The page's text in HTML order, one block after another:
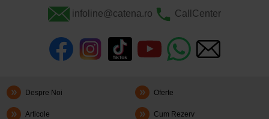
infoline@catena.ro CallCenter
Despre Noi Oferte
Articole Cum Rezerv